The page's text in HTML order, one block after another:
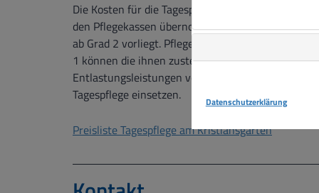
Die Kosten für die Tagespflege werden anteilig von
den Pflegekassen übernommen, wenn ein
ab Grad 2 vorliegt. Pflegebedürftige des Pflegegrades
1 können die ihnen zustehenden
Entlastungsleistungen von 125€ pro Monat für die
Tagespflege einsetzen.
Preisliste Tagespflege am Kristiansgarten
Datenschutzerklärung